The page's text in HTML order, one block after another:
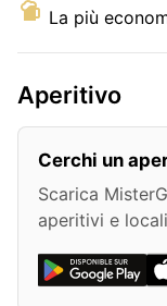
La più
Aperitivo
Cerchi un
Scarica
aperitivi e